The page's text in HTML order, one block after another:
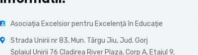
Asociația Excelsior pentru Excelență în Educație
Strada Unirii nr 83, Mun. Târgu Jiu, Jud. Gorj
Splaiul Unirii 76 Cladirea River Plaza, Corp A, Etajul 9,